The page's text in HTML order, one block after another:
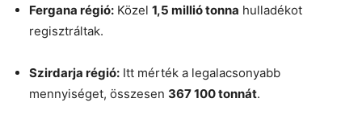
Fergana régió: Közel 1,5 millió tonna hulladékot
regisztráltak.
Szirdarja régió: Itt mérték a legalacsonyabb
mennyiséget, összesen 367 100 tonnát.